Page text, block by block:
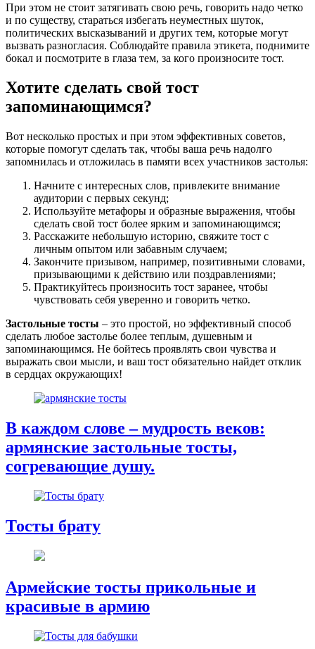
При этом не стоит затягивать свою речь, говорить надо четко
и по существу, стараться избегать неуместных шуток,
политических высказываний и других тем, которые могут
вызвать разногласия. Соблюдайте правила этикета, поднимите
бокал и посмотрите в глаза тем, за кого произносите тост.
Хотите сделать свой тост
запоминающимся?
Вот несколько простых и при этом эффективных советов,
которые помогут сделать так, чтобы ваша речь надолго
запомнилась и отложилась в памяти всех участников застолья:
Начните с интересных слов, привлеките внимание
аудитории с первых секунд;
Используйте метафоры и образные выражения, чтобы
сделать свой тост более ярким и запоминающимся;
Расскажите небольшую историю, свяжите тост с
личным опытом или забавным случаем;
Закончите призывом, например, позитивными словами,
призывающими к действию или поздравлениями;
Практикуйтесь произносить тост заранее, чтобы
чувствовать себя уверенно и говорить четко.
Застольные тосты – это простой, но эффективный способ
сделать любое застолье более теплым, душевным и
запоминающимся. Не бойтесь проявлять свои чувства и
выражать свои мысли, и ваш тост обязательно найдет отклик
в сердцах окружающих!
В каждом слове – мудрость веков:
армянские застольные тосты,
согревающие душу.
Тосты брату
Армейские тосты прикольные и
красивые в армию